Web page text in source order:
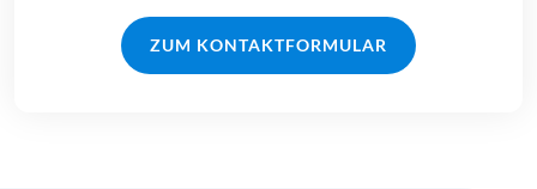
ZUM KONTAKTFORMULAR